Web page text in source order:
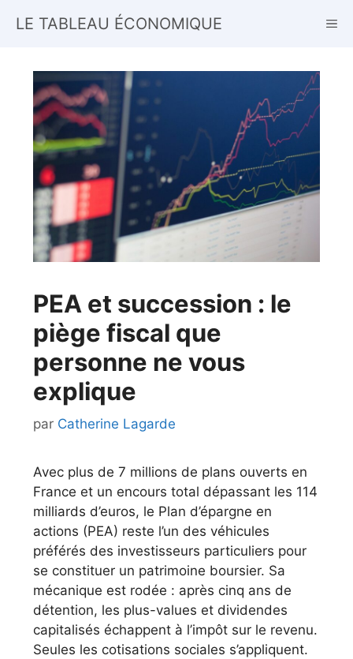
LE TABLEAU ÉCONOMIQUE
PEA et succession : le
piège fiscal que
personne ne vous
explique
par Catherine Lagarde
Avec plus de 7 millions de plans ouverts en
France et un encours total dépassant les 114
milliards d’euros, le Plan d’épargne en
actions (PEA) reste l’un des véhicules
préférés des investisseurs particuliers pour
se constituer un patrimoine boursier. Sa
mécanique est rodée : après cinq ans de
détention, les plus-values et dividendes
capitalisés échappent à l’impôt sur le revenu.
Seules les cotisations sociales s’appliquent.